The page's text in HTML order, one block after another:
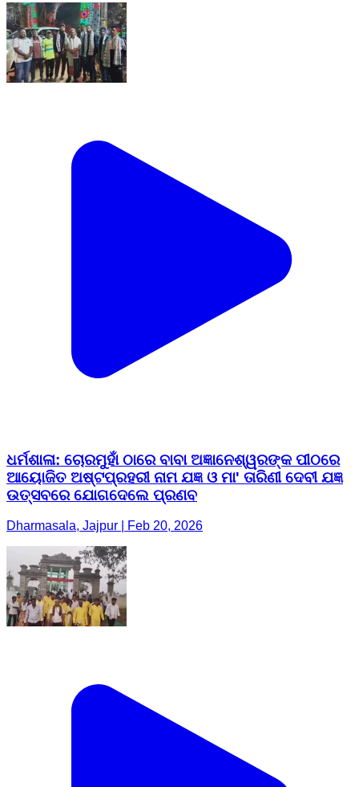
ଧର୍ମଶାଳା: ଚୋରମୁହାଁ ଠାରେ ବାବା ଅଜ୍ଞାନେଶ୍ୱରଙ୍କ ପୀଠରେ
ଆୟୋଜିତ ଅଷ୍ଟପ୍ରହରୀ ନାମ ଯଜ୍ଞ ଓ ମା' ତାରିଣୀ ଦେବୀ ଯଜ୍ଞ
ଉତ୍ସବରେ ଯୋଗଦେଲେ ପ୍ରଣବ
Dharmasala, Jajpur | Feb 20, 2026